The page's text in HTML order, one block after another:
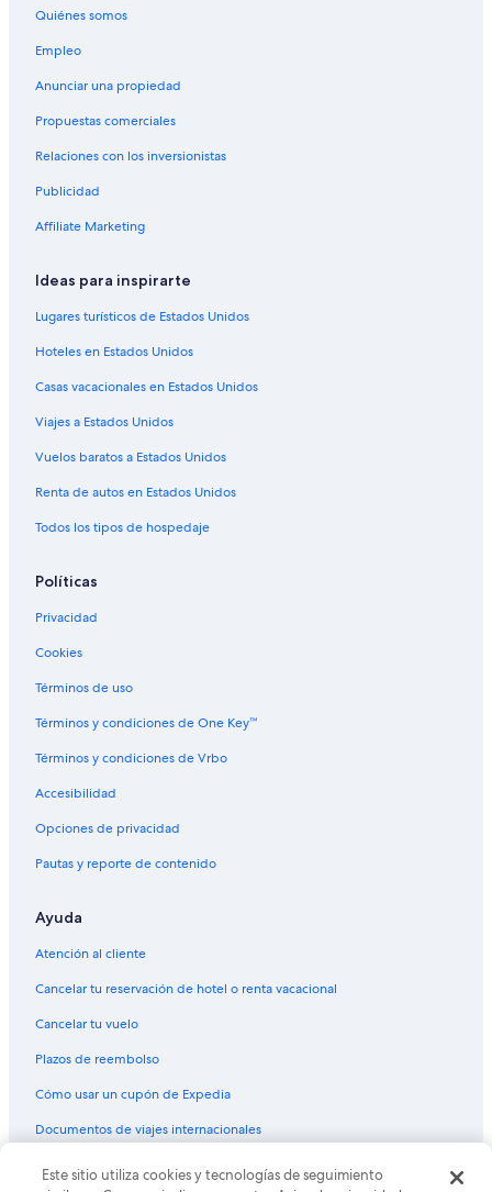
Hoteles en la playa en Pozos Colorados
Hoteles históricos en Pozos Colorados
Hoteles con bar en Pozos Colorados
Colorados
Hoteles Estelar en Pozos Colorados
Hoteles gay friendly en Pozos Colorados
Hoteles en Pozos Colorados
Hoteles todo incluido en Santa Marta
Hoteles en Urb Plenomar
Hoteles cerca de Simón Bolívar
Quiénes somos
Empleo
Anunciar una propiedad
Propuestas comerciales
Relaciones con los inversionistas
Publicidad
Affiliate Marketing
Ideas para inspirarte
Lugares turísticos de Estados Unidos
Hoteles en Estados Unidos
Casas vacacionales en Estados Unidos
Viajes a Estados Unidos
Vuelos baratos a Estados Unidos
Renta de autos en Estados Unidos
Todos los tipos de hospedaje
Políticas
Privacidad
Cookies
Términos de uso
Términos y condiciones de One Key™
Términos y condiciones de Vrbo
Accesibilidad
Opciones de privacidad
Pautas y reporte de contenido
Ayuda
Atención al cliente
Cancelar tu reservación de hotel o renta vacacional
Cancelar tu vuelo
Plazos de reembolso
Cómo usar un cupón de Expedia
Documentos de viajes internacionales
© 2026 Expedia, Inc., una empresa de Expedia Group. Todos los
Este sitio utiliza cookies y tecnologías de seguimiento